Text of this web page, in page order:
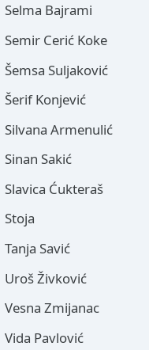
Selma Bajrami
Semir Cerić Koke
Šemsa Suljaković
Šerif Konjević
Silvana Armenulić
Sinan Sakić
Slavica Ćukteraš
Stoja
Tanja Savić
Uroš Živković
Vesna Zmijanac
Vida Pavlović